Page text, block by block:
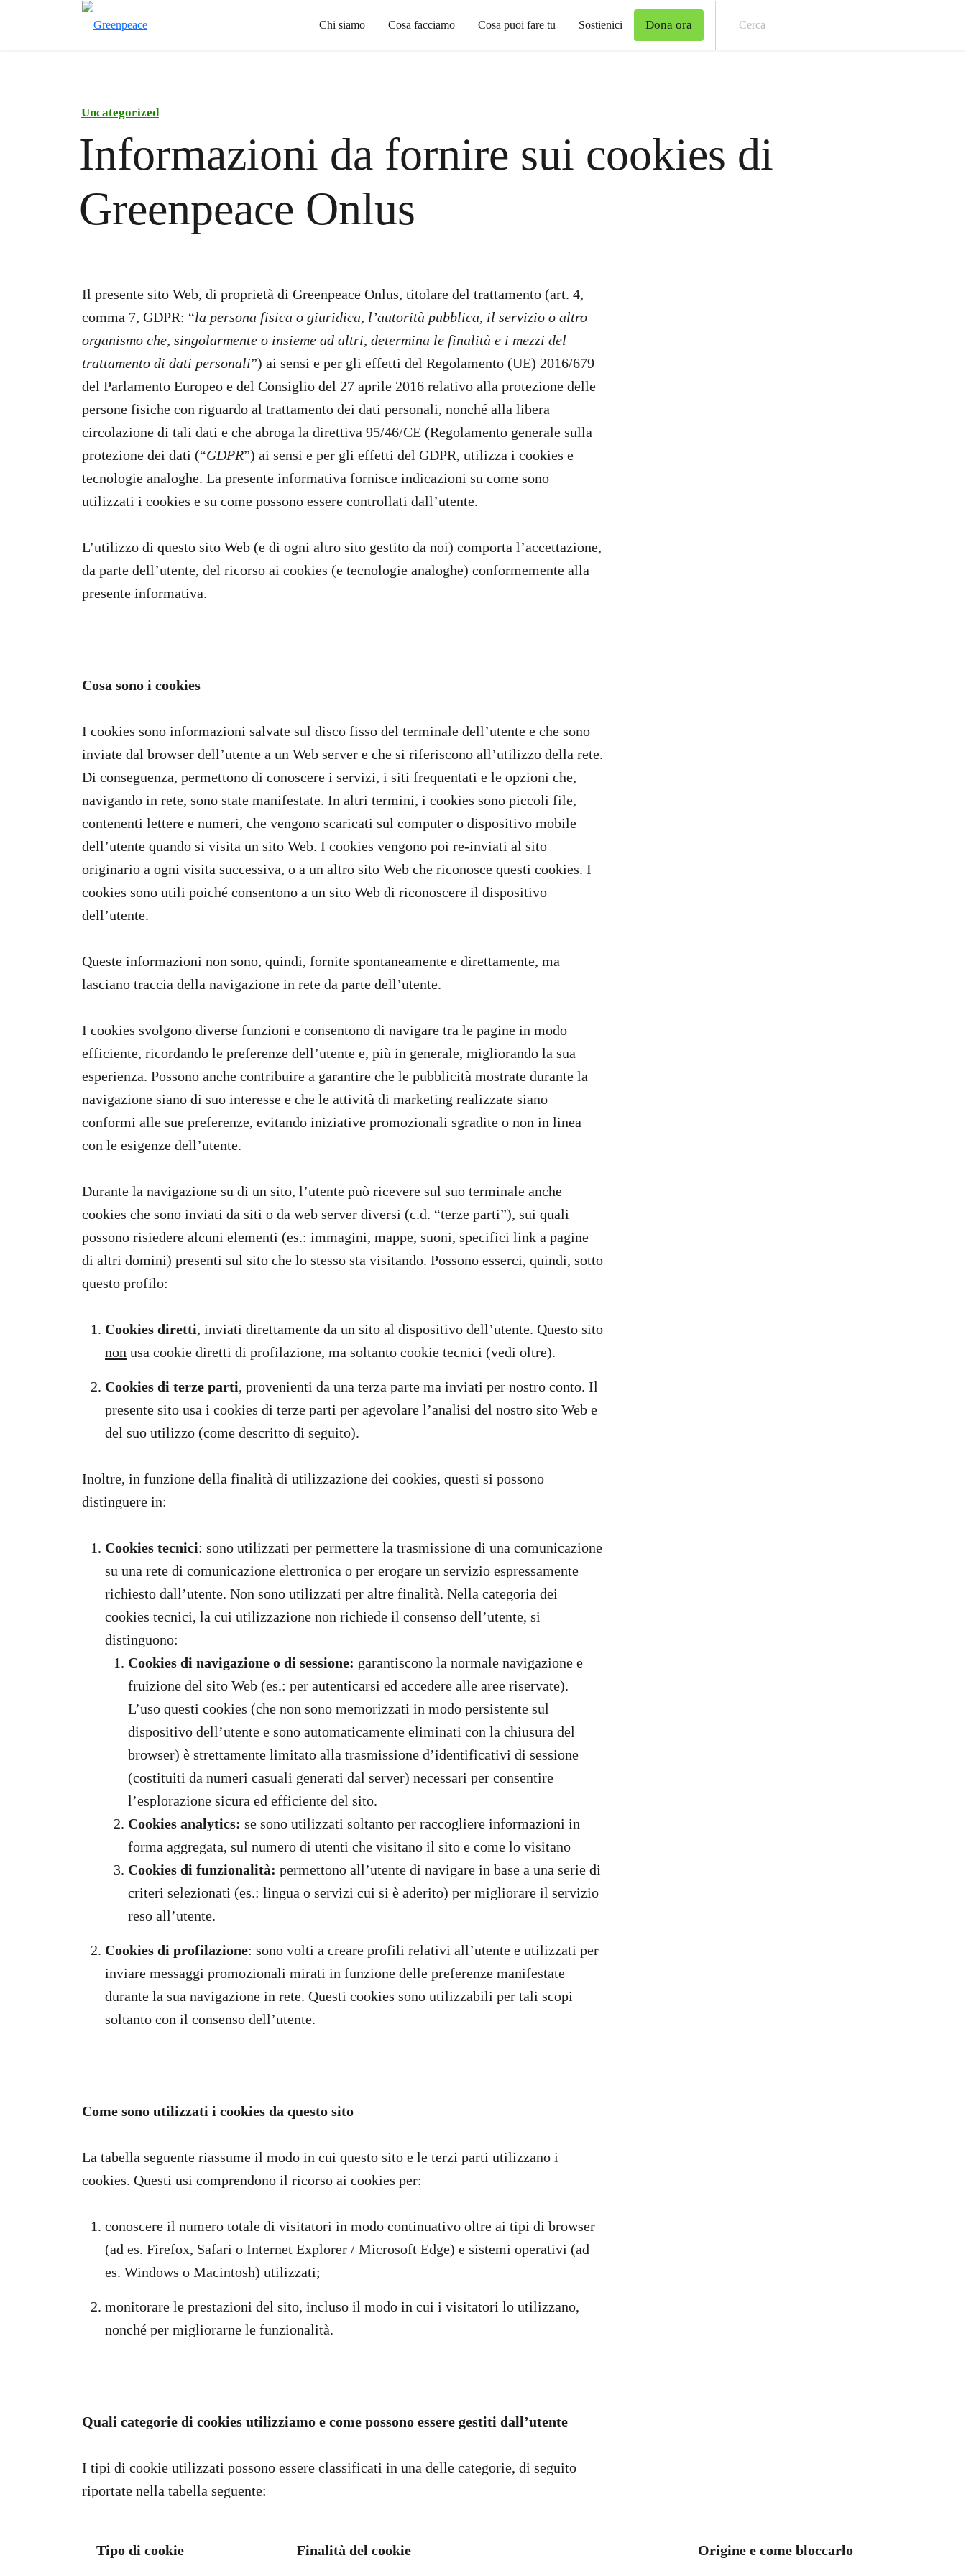
Chi siamo Cosa facciamo Cosa puoi fare tu Sostienici Dona ora
Uncategorized
Informazioni da fornire sui cookies di
Greenpeace Onlus
Il presente sito Web, di proprietà di Greenpeace Onlus, titolare del trattamento (art. 4,
comma 7, GDPR: “la persona fisica o giuridica, l’autorità pubblica, il servizio o altro
organismo che, singolarmente o insieme ad altri, determina le finalità e i mezzi del
trattamento di dati personali”) ai sensi e per gli effetti del Regolamento (UE) 2016/679
del Parlamento Europeo e del Consiglio del 27 aprile 2016 relativo alla protezione delle
persone fisiche con riguardo al trattamento dei dati personali, nonché alla libera
circolazione di tali dati e che abroga la direttiva 95/46/CE (Regolamento generale sulla
protezione dei dati (“GDPR”) ai sensi e per gli effetti del GDPR, utilizza i cookies e
tecnologie analoghe. La presente informativa fornisce indicazioni su come sono
utilizzati i cookies e su come possono essere controllati dall’utente.
L’utilizzo di questo sito Web (e di ogni altro sito gestito da noi) comporta l’accettazione,
da parte dell’utente, del ricorso ai cookies (e tecnologie analoghe) conformemente alla
presente informativa.
Cosa sono i cookies
I cookies sono informazioni salvate sul disco fisso del terminale dell’utente e che sono
inviate dal browser dell’utente a un Web server e che si riferiscono all’utilizzo della rete.
Di conseguenza, permettono di conoscere i servizi, i siti frequentati e le opzioni che,
navigando in rete, sono state manifestate. In altri termini, i cookies sono piccoli file,
contenenti lettere e numeri, che vengono scaricati sul computer o dispositivo mobile
dell’utente quando si visita un sito Web. I cookies vengono poi re-inviati al sito
originario a ogni visita successiva, o a un altro sito Web che riconosce questi cookies. I
cookies sono utili poiché consentono a un sito Web di riconoscere il dispositivo
dell’utente.
Queste informazioni non sono, quindi, fornite spontaneamente e direttamente, ma
lasciano traccia della navigazione in rete da parte dell’utente.
I cookies svolgono diverse funzioni e consentono di navigare tra le pagine in modo
efficiente, ricordando le preferenze dell’utente e, più in generale, migliorando la sua
esperienza. Possono anche contribuire a garantire che le pubblicità mostrate durante la
navigazione siano di suo interesse e che le attività di marketing realizzate siano
conformi alle sue preferenze, evitando iniziative promozionali sgradite o non in linea
con le esigenze dell’utente.
Durante la navigazione su di un sito, l’utente può ricevere sul suo terminale anche
cookies che sono inviati da siti o da web server diversi (c.d. “terze parti”), sui quali
possono risiedere alcuni elementi (es.: immagini, mappe, suoni, specifici link a pagine
di altri domini) presenti sul sito che lo stesso sta visitando. Possono esserci, quindi, sotto
questo profilo:
Cookies diretti, inviati direttamente da un sito al dispositivo dell’utente. Questo sito
non usa cookie diretti di profilazione, ma soltanto cookie tecnici (vedi oltre).
Cookies di terze parti, provenienti da una terza parte ma inviati per nostro conto. Il
presente sito usa i cookies di terze parti per agevolare l’analisi del nostro sito Web e
del suo utilizzo (come descritto di seguito).
Inoltre, in funzione della finalità di utilizzazione dei cookies, questi si possono
distinguere in:
Cookies tecnici: sono utilizzati per permettere la trasmissione di una comunicazione
su una rete di comunicazione elettronica o per erogare un servizio espressamente
richiesto dall’utente. Non sono utilizzati per altre finalità. Nella categoria dei
cookies tecnici, la cui utilizzazione non richiede il consenso dell’utente, si
distinguono:
Cookies di navigazione o di sessione: garantiscono la normale navigazione e
fruizione del sito Web (es.: per autenticarsi ed accedere alle aree riservate).
L’uso questi cookies (che non sono memorizzati in modo persistente sul
dispositivo dell’utente e sono automaticamente eliminati con la chiusura del
browser) è strettamente limitato alla trasmissione d’identificativi di sessione
(costituiti da numeri casuali generati dal server) necessari per consentire
l’esplorazione sicura ed efficiente del sito.
Cookies analytics: se sono utilizzati soltanto per raccogliere informazioni in
forma aggregata, sul numero di utenti che visitano il sito e come lo visitano
Cookies di funzionalità: permettono all’utente di navigare in base a una serie di
criteri selezionati (es.: lingua o servizi cui si è aderito) per migliorare il servizio
reso all’utente.
Cookies di profilazione: sono volti a creare profili relativi all’utente e utilizzati per
inviare messaggi promozionali mirati in funzione delle preferenze manifestate
durante la sua navigazione in rete. Questi cookies sono utilizzabili per tali scopi
soltanto con il consenso dell’utente.
Come sono utilizzati i cookies da questo sito
La tabella seguente riassume il modo in cui questo sito e le terzi parti utilizzano i
cookies. Questi usi comprendono il ricorso ai cookies per:
conoscere il numero totale di visitatori in modo continuativo oltre ai tipi di browser
(ad es. Firefox, Safari o Internet Explorer / Microsoft Edge) e sistemi operativi (ad
es. Windows o Macintosh) utilizzati;
monitorare le prestazioni del sito, incluso il modo in cui i visitatori lo utilizzano,
nonché per migliorarne le funzionalità.
Quali categorie di cookies utilizziamo e come possono essere gestiti dall’utente
I tipi di cookie utilizzati possono essere classificati in una delle categorie, di seguito
riportate nella tabella seguente:
Tipo di cookie Finalità del cookie Origine e come bloccarlo